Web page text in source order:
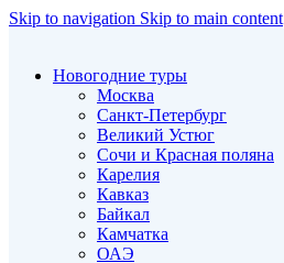
Skip to navigation Skip to main content
Новогодние туры
Москва
Санкт-Петербург
Великий Устюг
Сочи и Красная поляна
Карелия
Кавказ
Байкал
Камчатка
ОАЭ